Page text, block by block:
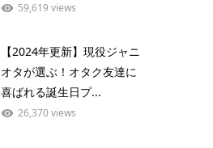
59,619 views
【2024年更新】現役ジャニ
オタが選ぶ！オタク友達に
喜ばれる誕生日プ...
26,370 views